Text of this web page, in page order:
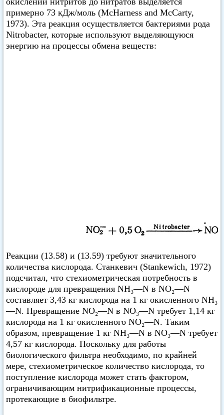
примерно 73 кДж/моль (McHarness and McCarty,
1973). Эта реакция осуществляется бактериями рода
Nitrobacter, которые используют выделяющуюся
энергию на процессы обмена веществ:
Реакции (13.58) и (13.59) требуют значительного
количества кислорода. Станкевич (Stankewich, 1972)
подсчитал, что стехиометрическая потребность в
кислороде для превращения NH₃—N в NO₂—N
составляет 3,43 кг кислорода на 1 кг окисленного NH₃
—N. Превращение NO₂—N в NO₃—N требует 1,14 кг
кислорода на 1 кг окисленного NO₂—N. Таким
образом, превращение 1 кг NH₃—N в NO₃—N требует
4,57 кг кислорода. Поскольку для работы
биологического фильтра необходимо, по крайней
мере, стехиометрическое количество кислорода, то
поступление кислорода может стать фактором,
ограничивающим нитрификационные процессы,
протекающие в биофильтре.